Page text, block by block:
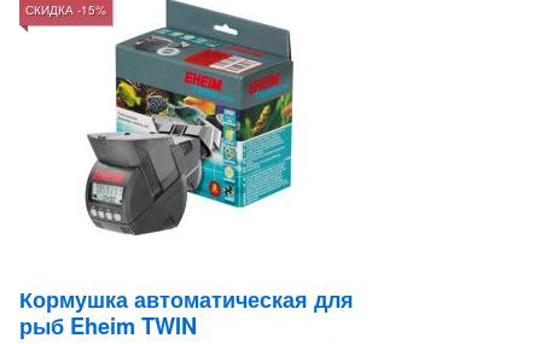
СКИДКА -15%
Кормушка автоматическая для
рыб Eheim TWIN